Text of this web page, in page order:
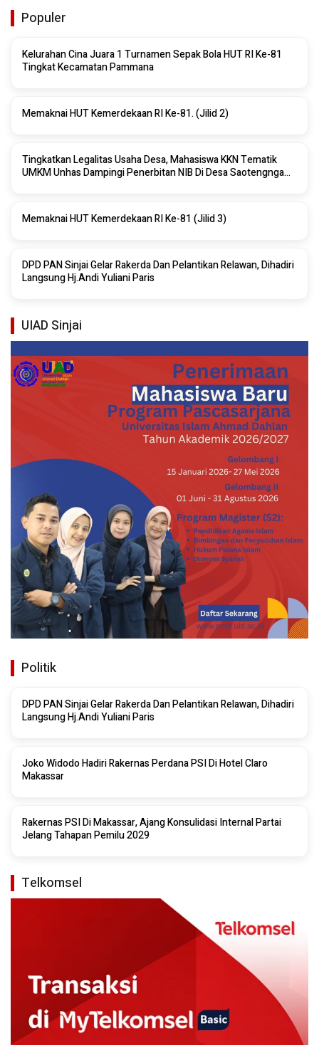
Populer
Kelurahan Cina Juara 1 Turnamen Sepak Bola HUT RI Ke-81
Tingkat Kecamatan Pammana
Memaknai HUT Kemerdekaan RI Ke-81. (Jilid 2)
Tingkatkan Legalitas Usaha Desa, Mahasiswa KKN Tematik
UMKM Unhas Dampingi Penerbitan NIB Di Desa Saotengnga
Memaknai HUT Kemerdekaan RI Ke-81 (Jilid 3)
DPD PAN Sinjai Gelar Rakerda Dan Pelantikan Relawan, Dihadiri
Langsung Hj.Andi Yuliani Paris
UIAD Sinjai
Politik
DPD PAN Sinjai Gelar Rakerda Dan Pelantikan Relawan, Dihadiri
Langsung Hj.Andi Yuliani Paris
Joko Widodo Hadiri Rakernas Perdana PSI Di Hotel Claro
Makassar
Rakernas PSI Di Makassar, Ajang Konsulidasi Internal Partai
Jelang Tahapan Pemilu 2029
Telkomsel